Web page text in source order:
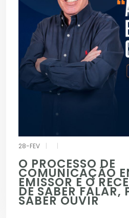
28-FEV
O PROCESSO DE
COMUNICAÇÃO
EMISSOR E O
DE SABER FALAR,
SABER OUVIR